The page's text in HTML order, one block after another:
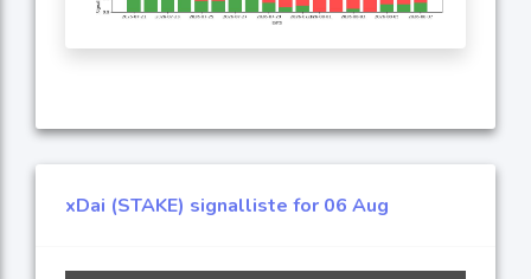
xDai (STAKE) signalliste for 06 Aug